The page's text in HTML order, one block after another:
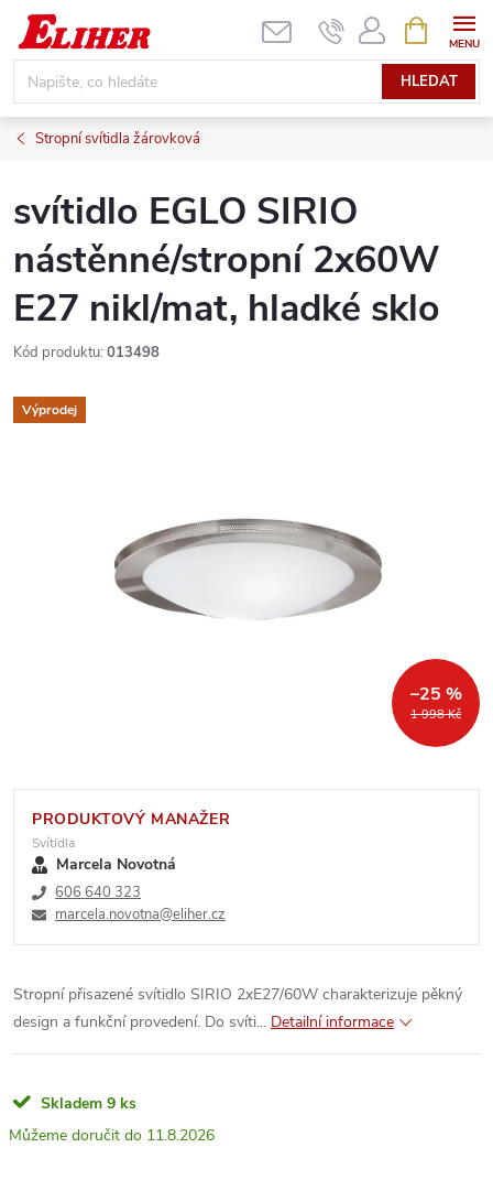
Přejít
obsah
HLEDAT
NÁKUPNÍ
KOŠÍK
Stropní svítidla žárovková
svítidlo EGLO SIRIO
nástěnné/stropní 2x60W
E27 nikl/mat, hladké sklo
Kód produktu: 013498
Výprodej
1 998 Kč
–25 %
PRODUKTOVÝ MANAŽER
Svítidla
Marcela Novotná
606 640 323
marcela.novotna@eliher.cz
Stropní přisazené svítidlo SIRIO 2xE27/60W charakterizuje pěkný
design a funkční provedení. Do svíti... Detailní informace
Skladem 9 ks
11.8.2026